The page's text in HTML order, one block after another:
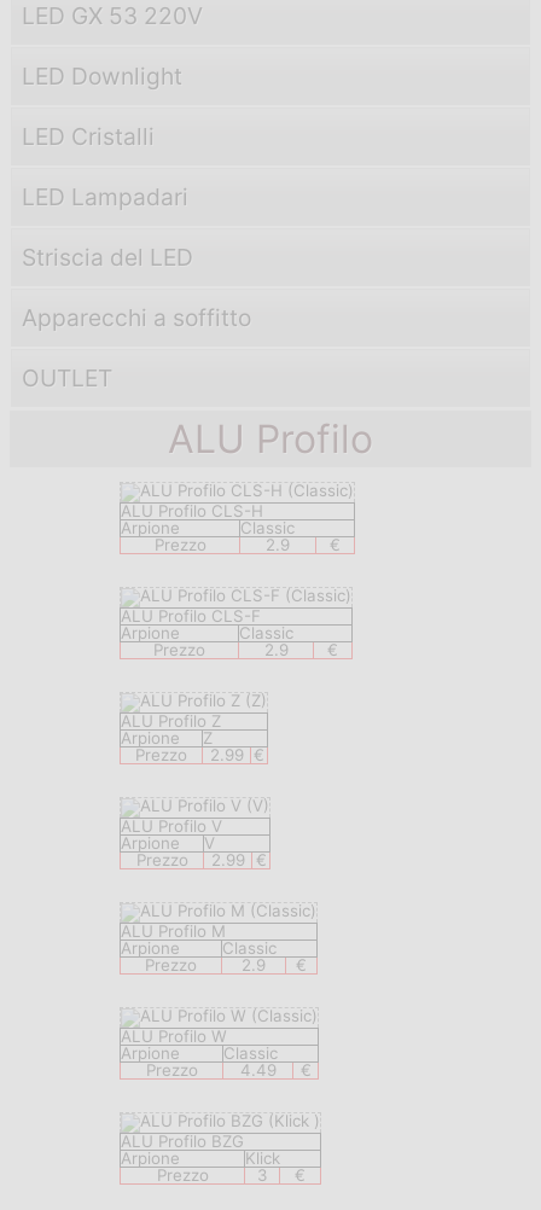
LED GX 53 220V
LED Downlight
LED Cristalli
LED Lampadari
Striscia del LED
Apparecchi a soffitto
OUTLET
ALU Profilo
ALU Profilo CLS-H
Arpione
Classic
Prezzo
2.9 €
ALU Profilo CLS-F
Arpione
Classic
Prezzo
2.9 €
ALU Profilo Z
Arpione
Z
Prezzo
2.99 €
ALU Profilo V
Arpione
V
Prezzo
2.99 €
ALU Profilo M
Arpione
Classic
Prezzo
2.9 €
ALU Profilo W
Arpione
Classic
Prezzo
4.49 €
ALU Profilo BZG
Arpione
Klick
Prezzo
3 €